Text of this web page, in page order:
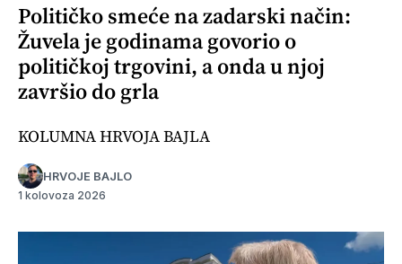
Političko smeće na zadarski način:
Žuvela je godinama govorio o
političkoj trgovini, a onda u njoj
završio do grla
KOLUMNA HRVOJA BAJLA
HRVOJE BAJLO
1 kolovoza 2026